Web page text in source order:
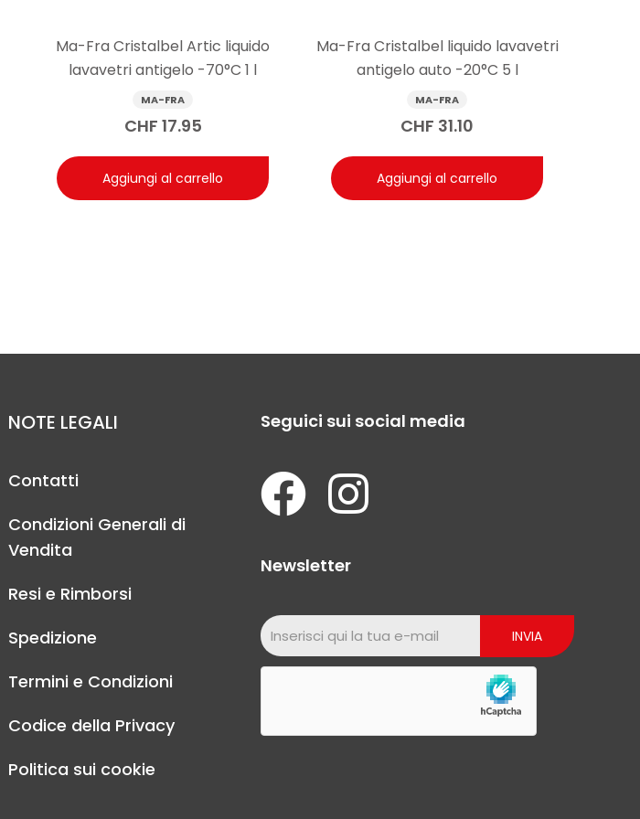
Ma-Fra Cristalbel Artic liquido
lavavetri antigelo -70°C 1 l
MA-FRA
CHF 17.95
Aggiungi al carrello
Ma-Fra Cristalbel liquido lavavetri
antigelo auto -20°C 5 l
MA-FRA
CHF 31.10
Aggiungi al carrello
NOTE LEGALI
Contatti
Condizioni Generali di
Vendita
Resi e Rimborsi
Spedizione
Termini e Condizioni
Codice della Privacy
Politica sui cookie
Seguici sui social media
Newsletter